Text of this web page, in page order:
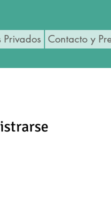
Privados Contacto y